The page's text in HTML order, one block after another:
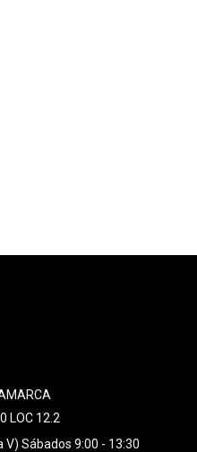
LOC 12.2
V) Sábados 9:00 - 13:30